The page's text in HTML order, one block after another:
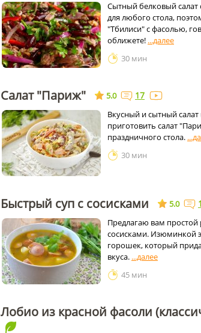
Сытный белковый
для любого стола,
"Тбилиси" с фасолью,
оближете!
30 мин
Салат "Париж" 5.0 17
Вкусный и сытный
приготовить салат
праздничного стола.
30 мин
Быстрый суп с сосисками 5.0
Предлагаю вам простой
сосисками. Изюминкой
горошек, который
вкуса.
45 мин
Лобио из красной фасоли